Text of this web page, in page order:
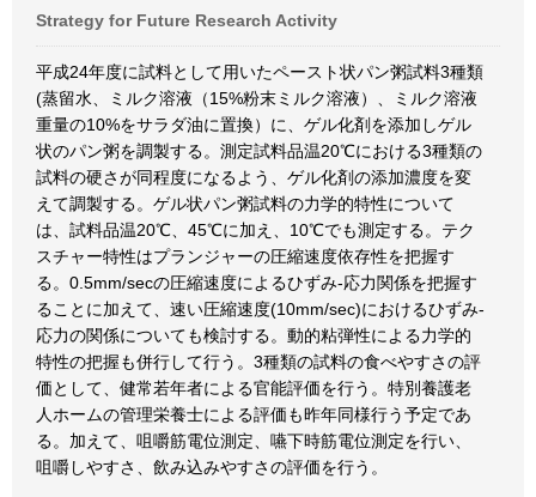
Strategy for Future Research Activity
平成24年度に試料として用いたペースト状パン粥試料3種類
(蒸留水、ミルク溶液（15%粉末ミルク溶液）、ミルク溶液
重量の10%をサラダ油に置換）に、ゲル化剤を添加しゲル
状のパン粥を調製する。測定試料品温20℃における3種類の
試料の硬さが同程度になるよう、ゲル化剤の添加濃度を変
えて調製する。ゲル状パン粥試料の力学的特性について
は、試料品温20℃、45℃に加え、10℃でも測定する。テク
スチャー特性はプランジャーの圧縮速度依存性を把握す
る。0.5mm/secの圧縮速度によるひずみ-応力関係を把握す
ることに加えて、速い圧縮速度(10mm/sec)におけるひずみ-
応力の関係についても検討する。動的粘弾性による力学的
特性の把握も併行して行う。3種類の試料の食べやすさの評
価として、健常若年者による官能評価を行う。特別養護老
人ホームの管理栄養士による評価も昨年同様行う予定であ
る。加えて、咀嚼筋電位測定、嚥下時筋電位測定を行い、
咀嚼しやすさ、飲み込みやすさの評価を行う。